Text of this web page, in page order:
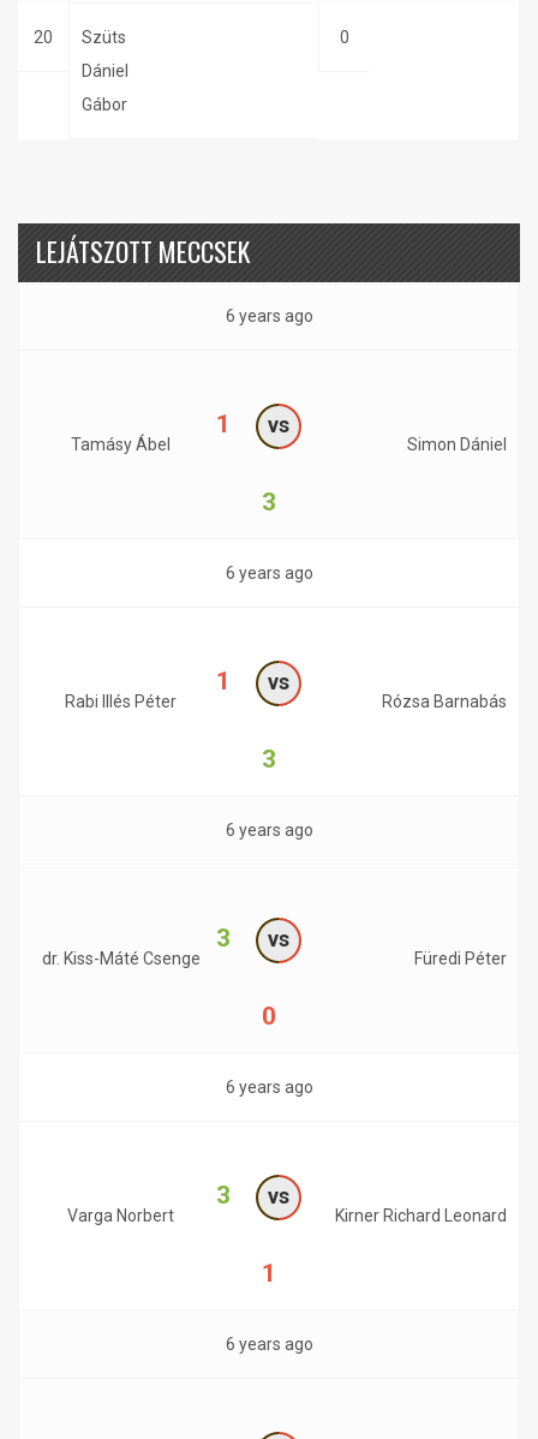
20
Szüts
Dániel
Gábor
0
LEJÁTSZOTT MECCSEK
6 years ago
Tamásy Ábel
1 vs
3
Simon Dániel
6 years ago
Rabi Illés Péter
1 vs
3
Rózsa Barnabás
6 years ago
dr. Kiss-Máté Csenge
3 vs
0
Füredi Péter
6 years ago
Varga Norbert
3 vs
1
Kirner Richard Leonard
6 years ago